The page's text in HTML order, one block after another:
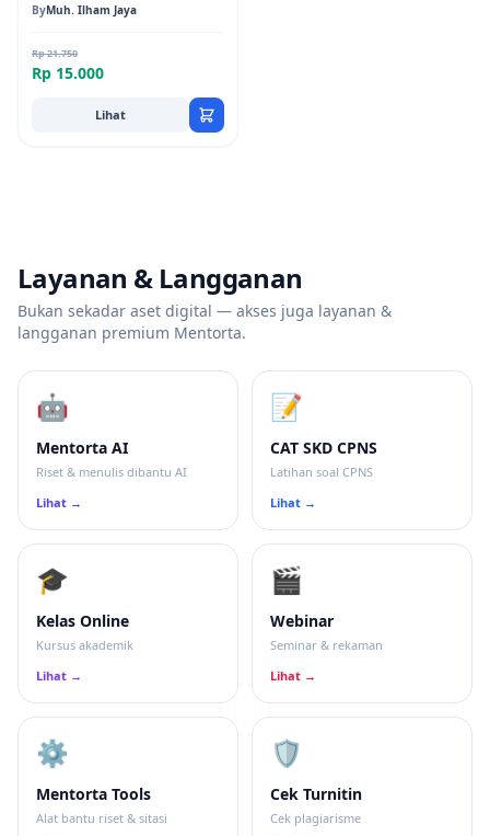
ByMuh. Ilham Jaya
Rp 21.750
Rp 15.000
Lihat
Layanan & Langganan
Bukan sekadar aset digital — akses juga layanan &
langganan premium Mentorta.
🤖
Mentorta AI
Riset & menulis dibantu AI
Lihat →
📝
CAT SKD CPNS
Latihan soal CPNS
Lihat →
🎓
Kelas Online
Kursus akademik
Lihat →
🎬
Webinar
Seminar & rekaman
Lihat →
⚙️
Mentorta Tools
Alat bantu riset & sitasi
🛡
Cek Turnitin
Cek plagiarisme